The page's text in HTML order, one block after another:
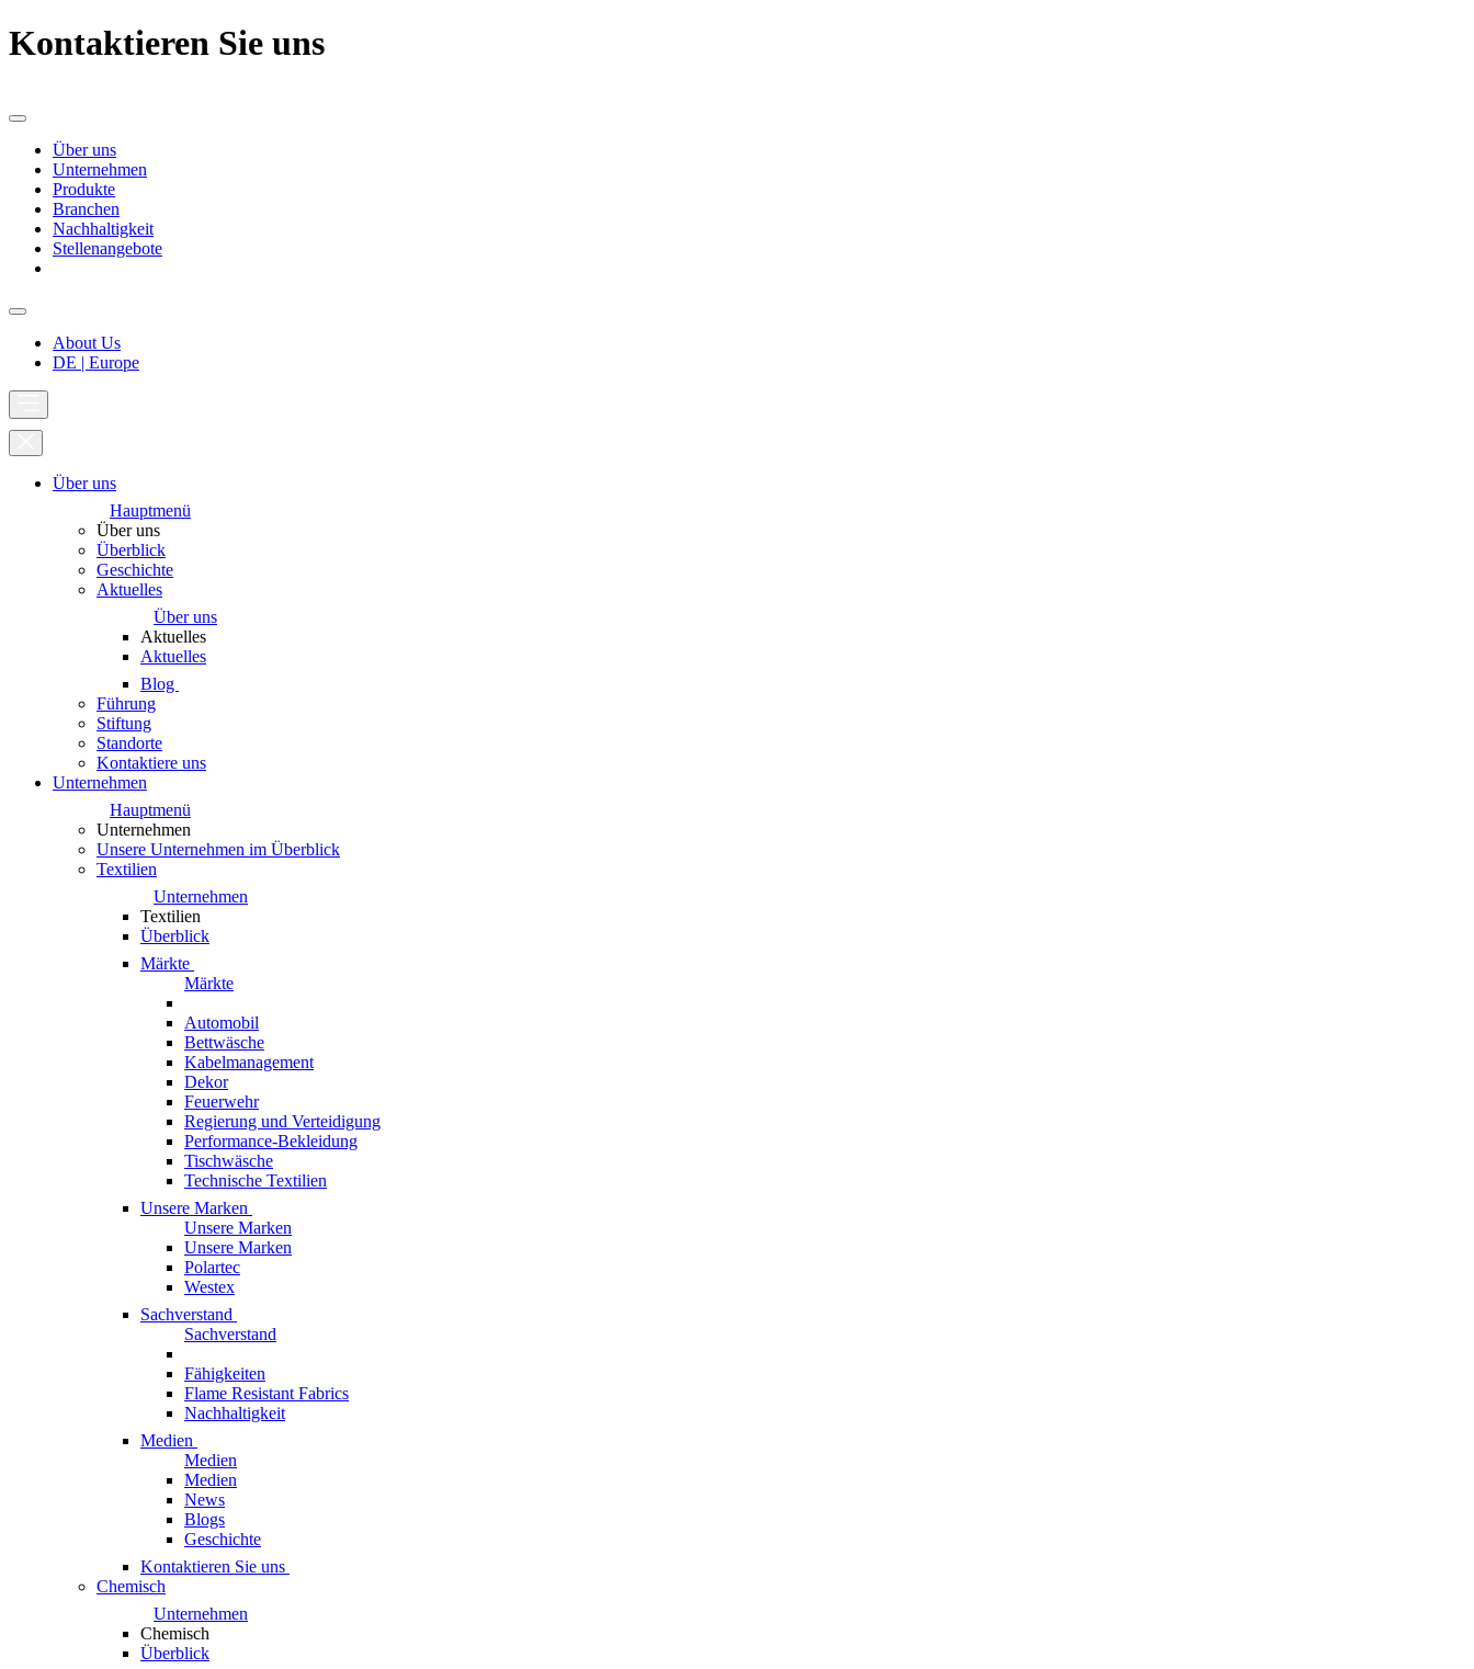
Kontaktieren Sie uns
Über uns
Unternehmen
Produkte
Branchen
Nachhaltigkeit
Stellenangebote
About Us
DE | Europe
Über uns
Hauptmenü
Über uns
Überblick
Geschichte
Aktuelles
Über uns
Aktuelles
Aktuelles
Blog
Führung
Stiftung
Standorte
Kontaktiere uns
Unternehmen
Hauptmenü
Unternehmen
Unsere Unternehmen im Überblick
Textilien
Unternehmen
Textilien
Überblick
Märkte
Märkte
Automobil
Bettwäsche
Kabelmanagement
Dekor
Feuerwehr
Regierung und Verteidigung
Performance-Bekleidung
Tischwäsche
Technische Textilien
Unsere Marken
Unsere Marken
Unsere Marken
Polartec
Westex
Sachverstand
Sachverstand
Fähigkeiten
Flame Resistant Fabrics
Nachhaltigkeit
Medien
Medien
Medien
News
Blogs
Geschichte
Kontaktieren Sie uns
Chemisch
Unternehmen
Chemisch
Überblick